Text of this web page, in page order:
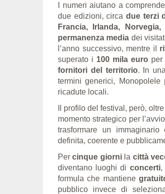
I numeri aiutano a
due edizioni, circa due terzi
Francia, Irlanda,
permanenza media dei
l’anno successivo, mentre il
superato i 100 mila euro per
fornitori del territorio. In
termini generici,
ricadute locali.
Il profilo del festival, però,
momento strategico per
trasformare un
definita, coerente e
Percinque giornila città
diventano luoghi di concerti,
formula che mantiene
pubblico invece di